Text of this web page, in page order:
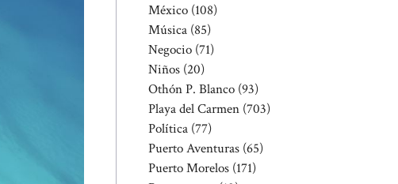
México (108)
Música (85)
Negocio (71)
Niños (20)
Othón P. Blanco (93)
Playa del Carmen (703)
Política (77)
Puerto Aventuras (65)
Puerto Morelos (171)